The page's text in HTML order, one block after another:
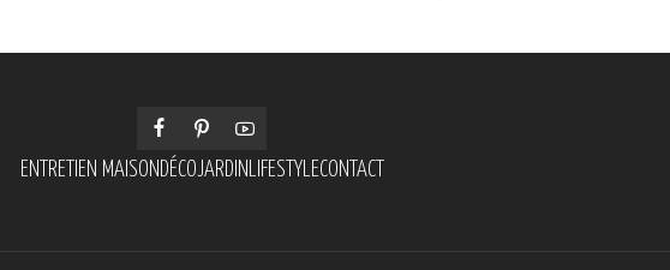
ENTRETIEN MAISON DÉCOJARDIN LIFESTYLECONTACT